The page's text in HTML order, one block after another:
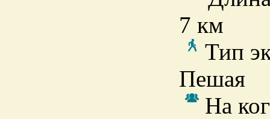
7 км
Тип
Пешая
На